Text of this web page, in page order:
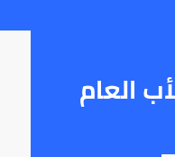
العام